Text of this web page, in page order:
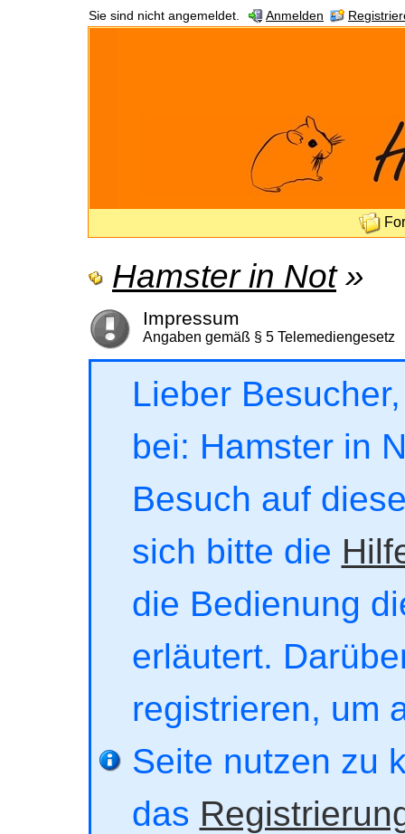
Sie sind nicht angemeldet. Anmelden
Hamster in Not»
Impressum
Angaben gemäß § 5 Telemediengesetz
Lieber
bei: Hamster in
Besuch auf
sich bitte die
die Bedienung
erläutert.
registrieren, um
Seite nutzen zu
das